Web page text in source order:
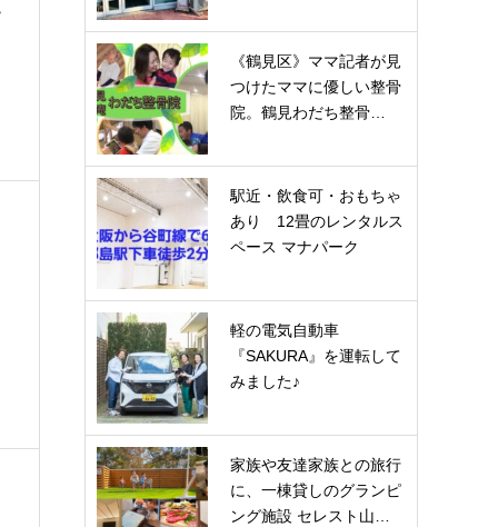
《鶴見区》ママ記者が見
つけたママに優しい整骨
院。鶴見わだち整骨…
駅近・飲食可・おもちゃ
あり 12畳のレンタルス
ペース マナパーク
軽の電気自動車
『SAKURA』を運転して
みました♪
家族や友達家族との旅行
に、一棟貸しのグランピ
ング施設 セレスト山…